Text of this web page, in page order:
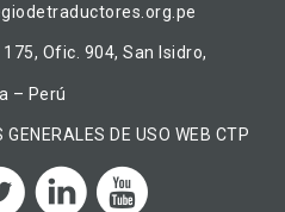
Ofic. 904, San Isidro,
– Perú
DE USO WEB CTP